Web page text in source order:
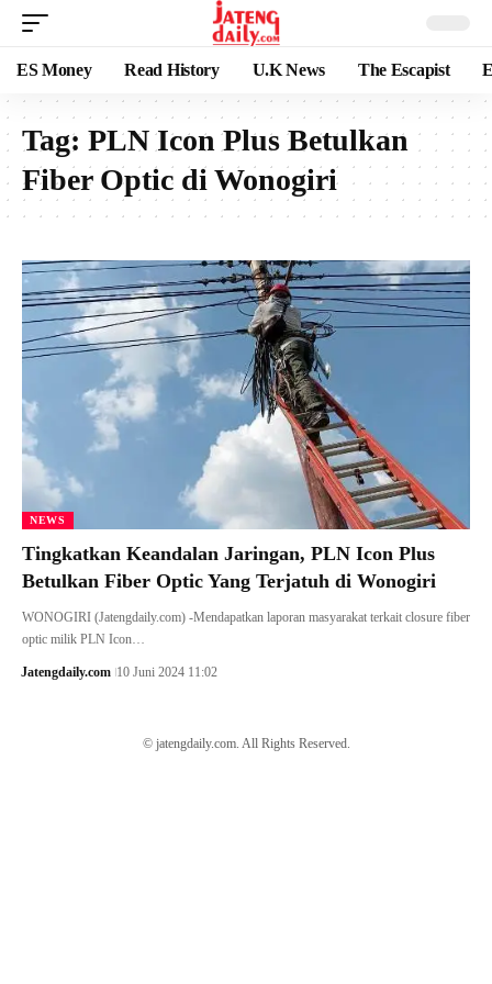
ES Money Read History U.K News The Escapist
Tag: PLN Icon Plus Betulkan
Fiber Optic di Wonogiri
NEWS
Tingkatkan Keandalan Jaringan, PLN Icon Plus
Betulkan Fiber Optic Yang Terjatuh di Wonogiri
WONOGIRI (Jatengdaily.com) -Mendapatkan laporan masyarakat terkait closure fiber
optic milik PLN Icon…
Jatengdaily.com 10 Juni 2024 11:02
© jatengdaily.com. All Rights Reserved.